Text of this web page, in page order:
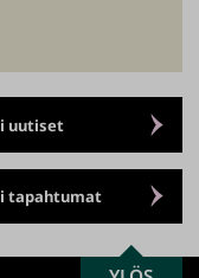
uutiset
tapahtumat